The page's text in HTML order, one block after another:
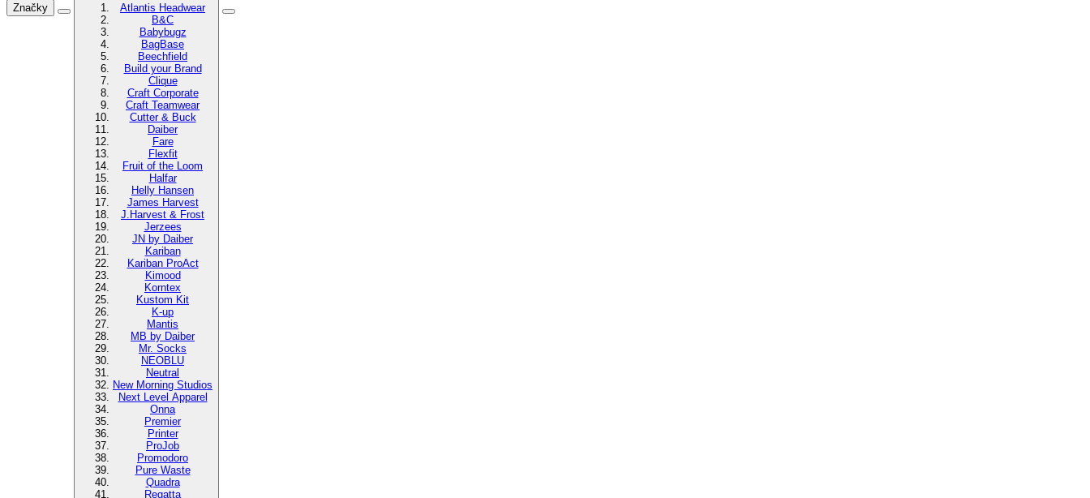
Značky
Atlantis Headwear
B&C
Babybugz
BagBase
Beechfield
Build your Brand
Clique
Craft Corporate
Craft Teamwear
Cutter & Buck
Daiber
Fare
Flexfit
Fruit of the Loom
Halfar
Helly Hansen
James Harvest
J.Harvest & Frost
Jerzees
JN by Daiber
Kariban
Kariban ProAct
Kimood
Korntex
Kustom Kit
K-up
Mantis
MB by Daiber
Mr. Socks
NEOBLU
Neutral
New Morning Studios
Next Level Apparel
Onna
Premier
Printer
ProJob
Promodoro
Pure Waste
Quadra
Regatta